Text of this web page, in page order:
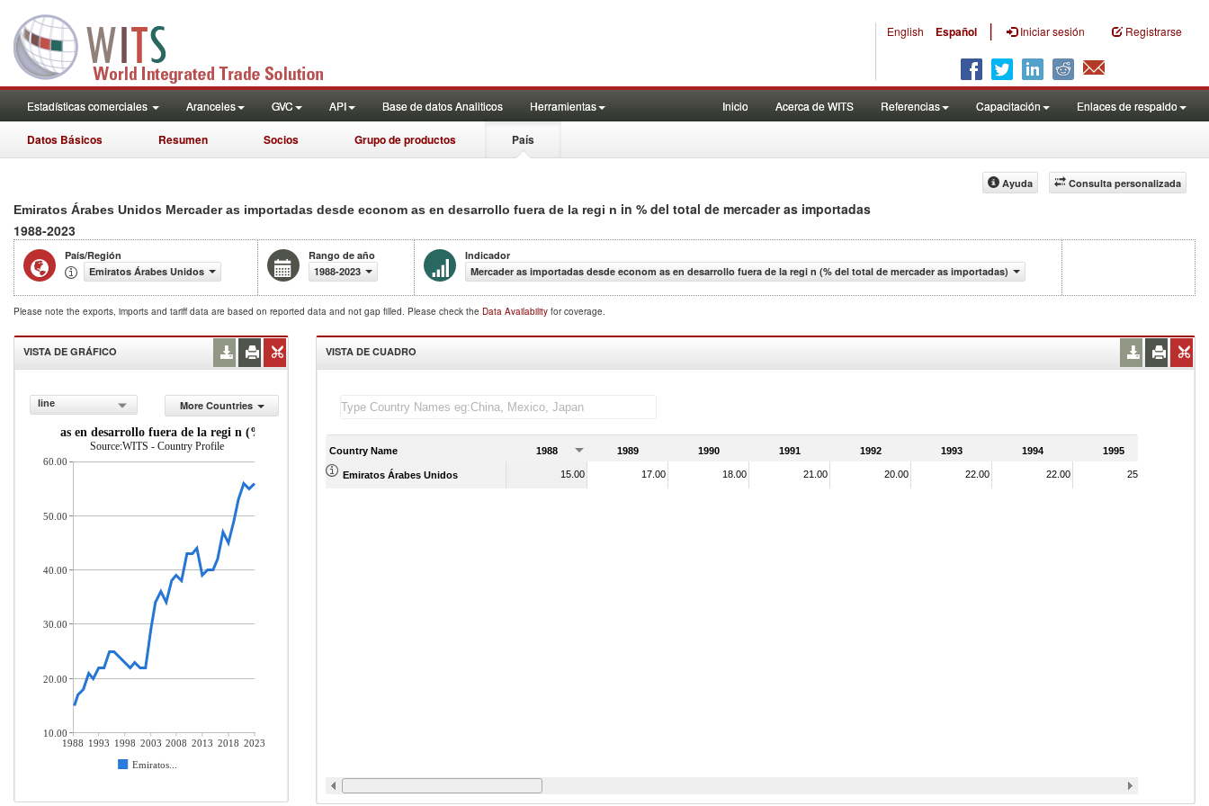
English Español | Iniciar sesión Registrarse
Estadísticas comerciales Aranceles GVC API Base de datos Analiticos Herramientas Inicio Acerca de WITS Referencias Capacitación Enlaces de respaldo
Datos Básicos Resumen Socios Grupo de productos País
Consulta personalizada
Ayuda
Emiratos Árabes Unidos Mercader as importadas desde econom as en desarrollo fuera de la regi n in % del total de mercader as importadas
1988-2023
País/Región
Emiratos Árabes Unidos
Rango de año
1988-2023
Indicador
Mercader as importadas desde econom as en desarrollo fuera de la regi n (% del total de mercader as importadas)
Please note the exports, imports and tariff data are based on reported data and not gap filled. Please check the Data Availability for coverage.
VISTA DE GRÁFICO
line
More Countries
econom as en desarrollo fuera de la regi n (% del total de mercader as importadas)
Source:WITS - Country Profile
1988 1993 1998 2003 2008 2013 2018 2023
Emiratos...
60.00
50.00
40.00
30.00
20.00
10.00
VISTA DE CUADRO
Country Name 1988 1989 1990 1991 1992 1993 1994 1995
Emiratos Árabes Unidos 15.00 17.00 18.00 21.00 20.00 22.00 22.00 25.00